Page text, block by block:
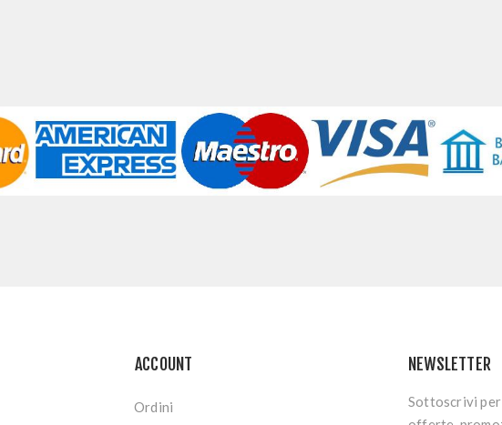
ACCOUNT
Ordini
NEWSLETTER
Sottoscrivi